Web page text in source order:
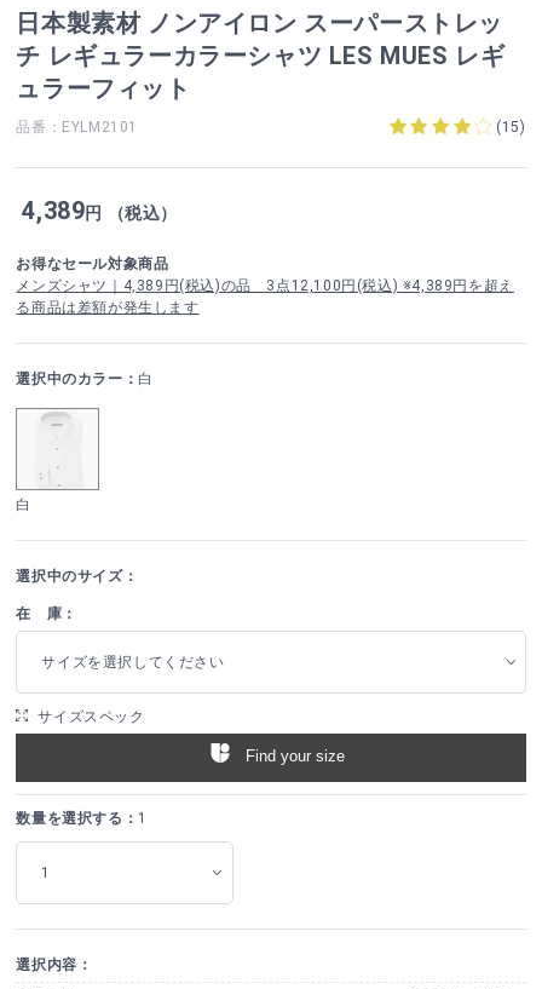
日本製素材 ノンアイロン スーパーストレッ
チ レギュラーカラーシャツ LES MUES レギ
ュラーフィット
品番：EYLM2101 (15)
4,389円 （税込）
お得なセール対象商品
メンズシャツ｜4,389円(税込)の品 3点12,100円(税込) ※4,389円を超え
る商品は差額が発生します
選択中のカラー： 白
白
選択中のサイズ：
在 庫：
サイズを選択してください
サイズスペック
Find your size
数量を選択する： 1
選択内容：